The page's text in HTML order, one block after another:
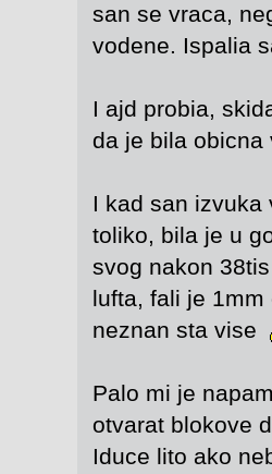
san se vraca,
vodene. Ispalia
I ajd probia,
da je bila
I kad san izvuka
toliko, bila je u
svog nakon
lufta, fali je
neznan sta vise
Palo mi je
otvarat blokove
Iduce lito ako